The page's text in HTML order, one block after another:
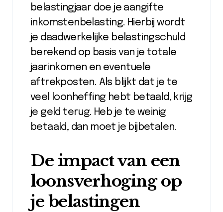
belastingjaar doe je aangifte
inkomstenbelasting. Hierbij wordt
je daadwerkelijke belastingschuld
berekend op basis van je totale
jaarinkomen en eventuele
aftrekposten. Als blijkt dat je te
veel loonheffing hebt betaald, krijg
je geld terug. Heb je te weinig
betaald, dan moet je bijbetalen.
De impact van een
loonsverhoging op
je belastingen